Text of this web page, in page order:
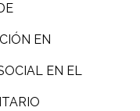
EN
EN EL